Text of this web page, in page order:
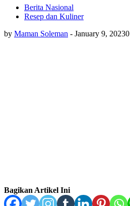
Berita Nasional
Resep dan Kuliner
by Maman Soleman - January 9, 20230
Bagikan Artikel Ini